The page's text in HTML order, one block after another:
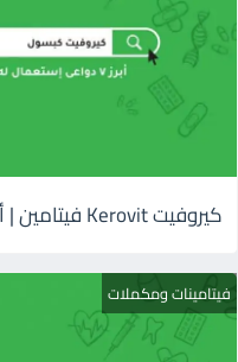
كيروفيت Kerovit فيتامين | أبرز 7 دواعى إستعمال له
فيتامينات ومكملات